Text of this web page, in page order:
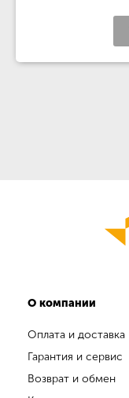
О компании
Оплата и доставка
Гарантия и сервис
Возврат и обмен